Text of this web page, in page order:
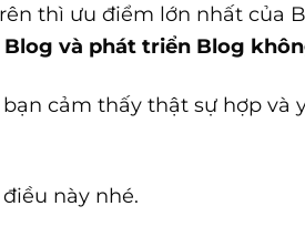
thì ưu điểm lớn nhất của
và phát triển Blog
cảm thấy thật sự hợp và
này nhé.